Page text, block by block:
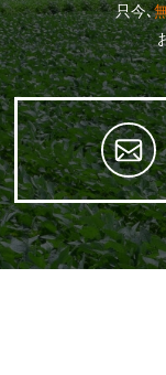
只今､